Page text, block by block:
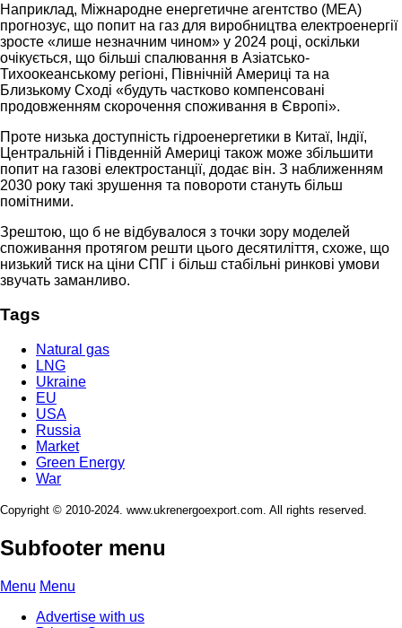
Наприклад, Міжнародне енергетичне агентство (МЕА)
прогнозує, що попит на газ для виробництва електроенергії
зросте «лише незначним чином» у 2024 році, оскільки
очікується, що більші спалювання в Азіатсько-
Тихоокеанському регіоні, Північній Америці та на
Близькому Сході «будуть частково компенсовані
продовженням скорочення споживання в Європі».
Проте низька доступність гідроенергетики в Китаї, Індії,
Центральній і Південній Америці також може збільшити
попит на газові електростанції, додає він. З наближенням
2030 року такі зрушення та повороти стануть більш
помітними.
Зрештою, що б не відбувалося з точки зору моделей
споживання протягом решти цього десятиліття, схоже, що
низький тиск на ціни СПГ і більш стабільні ринкові умови
звучать заманливо.
Tags
Natural gas
LNG
Ukraine
EU
USA
Russia
Market
Green Energy
War
Copyright © 2010-2024. www.ukrenergoexport.com. All rights reserved.
Subfooter menu
Menu Menu
Advertise with us